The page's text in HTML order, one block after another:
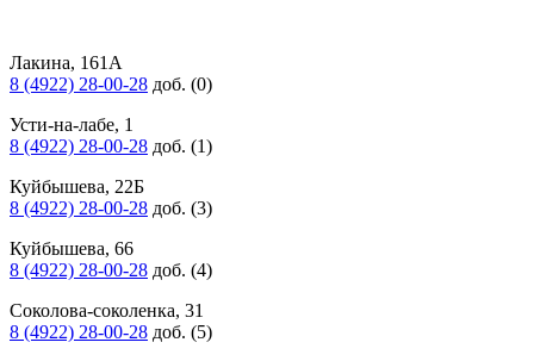
Лакина, 161А
8 (4922) 28-00-28 доб. (0)
Усти-на-лабе, 1
8 (4922) 28-00-28 доб. (1)
Куйбышева, 22Б
8 (4922) 28-00-28 доб. (3)
Куйбышева, 66
8 (4922) 28-00-28 доб. (4)
Соколова-соколенка, 31
8 (4922) 28-00-28 доб. (5)